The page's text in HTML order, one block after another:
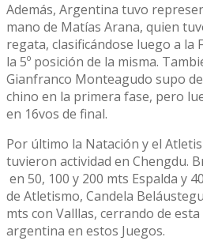
Además, Argentina tuvo
mano de Matías Arana, quien
regata, clasificándose luego a la
la 5º posición de la misma.
Gianfranco Monteagudo supo
chino en la primera fase, pero
en 16vos de final.
Por último la Natación y el
tuvieron actividad en Chengdu.
en 50, 100 y 200 mts Espalda y
de Atletismo, Candela
mts con Valllas, cerrando de
argentina en estos Juegos.